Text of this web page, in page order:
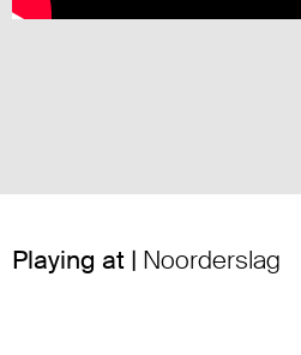
Playing at | Noorderslag